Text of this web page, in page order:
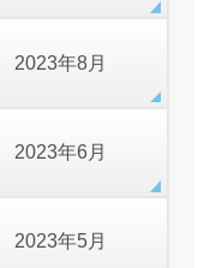
2023年8月
2023年6月
2023年5月